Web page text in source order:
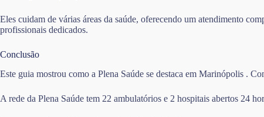
Eles cuidam de várias áreas da saúde, oferecendo um atendimento
profissionais dedicados.
Conclusão
Este guia mostrou como a Plena Saúde se destaca em Marinópolis .
A rede da Plena Saúde tem 22 ambulatórios e 2 hospitais abertos 24